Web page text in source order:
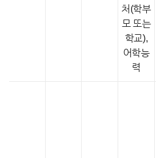
처(학부
모 또는
학교),
어학능
력